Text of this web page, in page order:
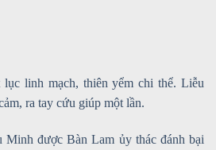
linh mạch, thiên yểm chi thể. Liễu
ra tay cứu giúp một lần.
được Bàn Lam ủy thác đánh bại